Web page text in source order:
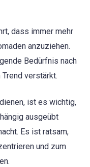
dass immer mehr
anzuziehen.
Bedürfnis nach
verstärkt.
ist es wichtig,
ausgeübt
Es ist ratsam,
und zum